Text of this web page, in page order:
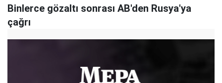
Binlerce gözaltı sonrası AB'den Rusya'ya
çağrı